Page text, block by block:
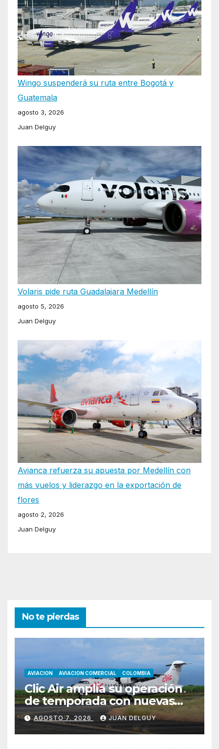
Wingo suspenderá su ruta entre Bogotá y
Guatemala
agosto 3, 2026
Juan Delguy
Volaris pide ruta Guadalajara Medellín
agosto 5, 2026
Juan Delguy
Avianca refuerza su apuesta por Medellín con
más vuelos y liderazgo en la exportación de
flores
agosto 2, 2026
Juan Delguy
No te pierdas
AVIACION AVIACION COMERCIAL COLOMBIA
Clic Air amplía su operación
de temporada con nuevas
rutas hacia Cartagena y Tolú
AGOSTO 7, 2026 JUAN DELGUY